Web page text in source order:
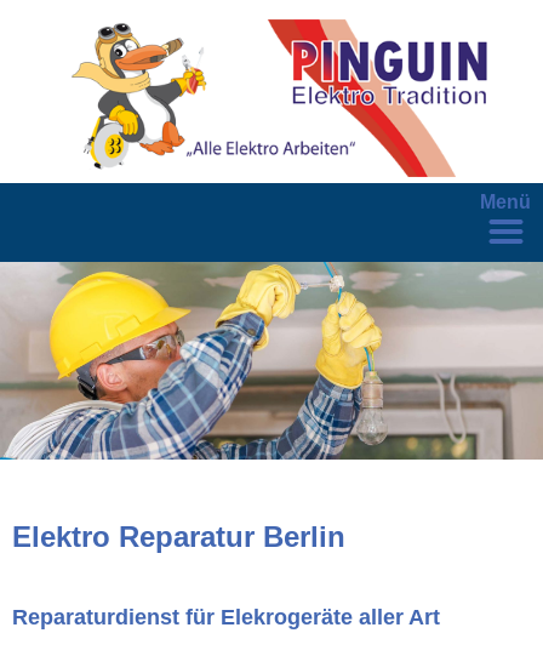
Menü
Elektro Reparatur Berlin
Reparaturdienst für Elekrogeräte aller Art